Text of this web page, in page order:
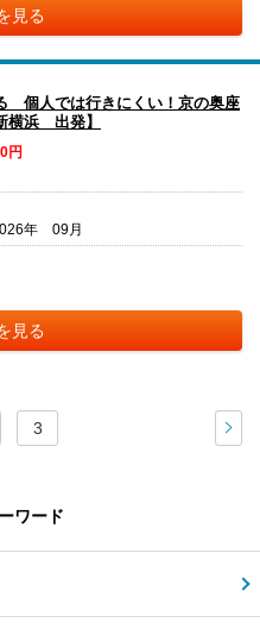
見る
個人では行きにくい！京の奥座
横浜 出発】
円
年 09月
見る
3
ワード